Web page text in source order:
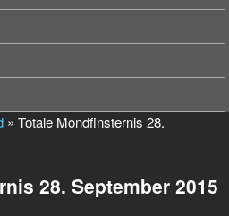
» Totale Mondfinsternis 28.
28. September 2015